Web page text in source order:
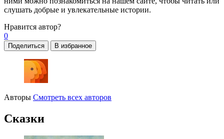
слушать добрые и увлекательные истории.
Нравится автор?
0
Поделиться В избранное
Авторы Смотреть всех авторов
Сказки